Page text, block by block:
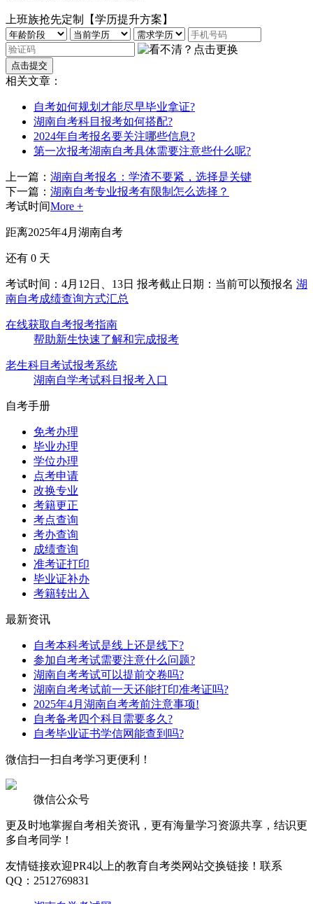
上班族抢先定制【学历提升方案】
相关文章：
自考如何规划才能尽早毕业拿证?
湖南自考科目报考如何搭配?
2024年自考报名要关注哪些信息?
第一次报考湖南自考具体需要注意些什么呢?
上一篇： 湖南自考报名：学渣不要紧，选择是关键
下一篇： 湖南自考专业报考有限制怎么选择？
考试时间More +
距离2025年4月湖南自考
还有 0 天
考试时间：4月12日、13日 报考截止日期：当前可以预报名 湖
南自考成绩查询方式汇总
在线获取自考报考指南
帮助新生快速了解和完成报考
老生科目考试报考系统
湖南自学考试科目报考入口
自考手册
免考办理
毕业办理
学位办理
点考申请
改换专业
考籍更正
考点查询
考办查询
成绩查询
准考证打印
毕业证补办
考籍转出入
最新资讯
自考本科考试是线上还是线下?
参加自考考试需要注意什么问题?
湖南自考考试可以提前交卷吗?
湖南自考考试前一天还能打印准考证吗?
2025年4月湖南自考考前注意事项!
自考备考四个科目需要多久?
自考毕业证书学信网能查到吗?
微信扫一扫自考学习更便利！
微信公众号
更及时地掌握自考相关资讯，更有海量学习资源共享，结识更
多自考同学！
友情链接欢迎PR4以上的教育自考类网站交换链接！联系
QQ：2512769831